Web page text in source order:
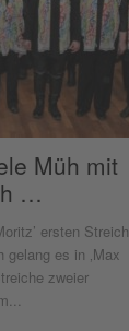
Müh mit
…
ersten Streich
es in ‚Max
zweier